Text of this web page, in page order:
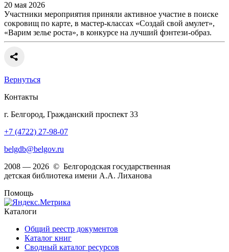
20 мая 2026
Участники мероприятия приняли активное участие в поиске
сокровищ по карте, в мастер-классах «Создай свой амулет»,
«Варим зелье роста», в конкурсе на лучший фэнтези-образ.
Вернуться
Контакты
г. Белгород, Гражданский проспект 33
+7 (4722) 27-98-07
belgdb@belgov.ru
2008 — 2026 © Белгородская государственная
детская библиотека имени А.А. Лиханова
Помощь
Каталоги
Общий реестр документов
Каталог книг
Сводный каталог ресурсов